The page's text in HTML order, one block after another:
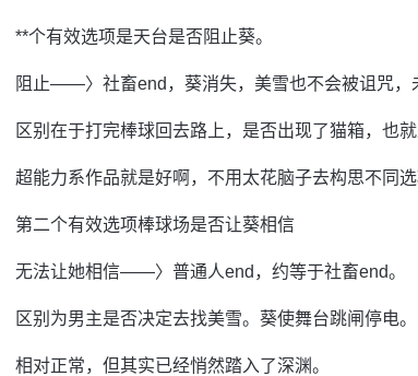
**个有效选项是天台是否阻止葵。
阻止——〉社畜end，葵消失，美雪也不会被诅咒，
区别在于打完棒球回去路上，是否出现了猫箱，也就
超能力系作品就是好啊，不用太花脑子去构思不同选
第二个有效选项棒球场是否让葵相信
无法让她相信——〉普通人end，约等于社畜end。
区别为男主是否决定去找美雪。葵使舞台跳闸停电。
相对正常，但其实已经悄然踏入了深渊。